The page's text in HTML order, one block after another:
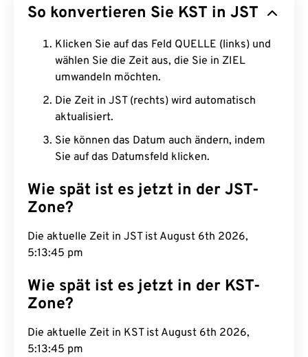
So konvertieren Sie KST in JST
Klicken Sie auf das Feld QUELLE (links) und
wählen Sie die Zeit aus, die Sie in ZIEL
umwandeln möchten.
Die Zeit in JST (rechts) wird automatisch
aktualisiert.
Sie können das Datum auch ändern, indem
Sie auf das Datumsfeld klicken.
Wie spät ist es jetzt in der JST-
Zone?
Die aktuelle Zeit in JST ist August 6th 2026,
5:13:46 pm
Wie spät ist es jetzt in der KST-
Zone?
Die aktuelle Zeit in KST ist August 6th 2026,
5:13:46 pm